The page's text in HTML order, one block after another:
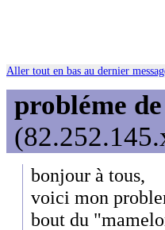
Aller tout en bas au dernier
probléme
bonjour à tous,
voici mon
bout du